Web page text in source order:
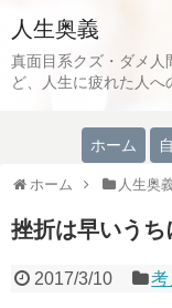
人生奥義
真面目系クズ・ダメ人
ど、人生に疲れた人へ
ホーム
ホーム 人生奥
挫折は早いう
2017/3/10 考